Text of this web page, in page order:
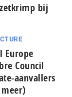
bij
Europe
Council
aanvallers